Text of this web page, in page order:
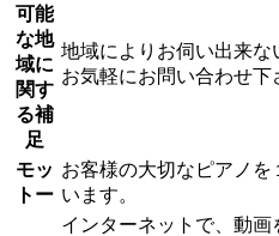
可能
な地
域に
関す
る補
足
地域によりお伺い出来な
お気軽にお問い合わせ下
モッ
トー
お客様の大切なピアノ
います。
インターネットで、動